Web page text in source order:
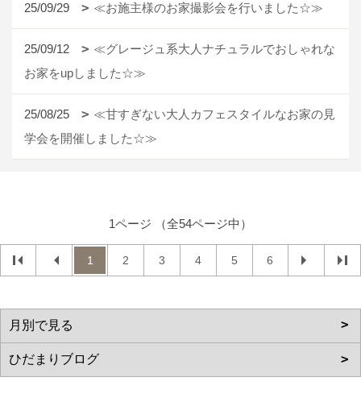
25/09/29 ≪お施主様のお家撮影会を行いました☆≫
25/09/12
≪グレージュ系大人ナチュラルでおしゃれな
お家をupしました☆≫
25/08/25
≪甘すぎない大人カフェスタイルなお家の見
学会を開催しました☆≫
1ページ （全54ページ中）
1 2 3 4 5 6